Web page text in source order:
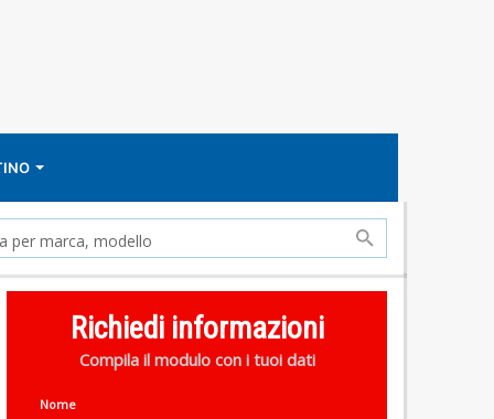
Richiedi informazioni
Compila il modulo con i tuoi dati
Nome